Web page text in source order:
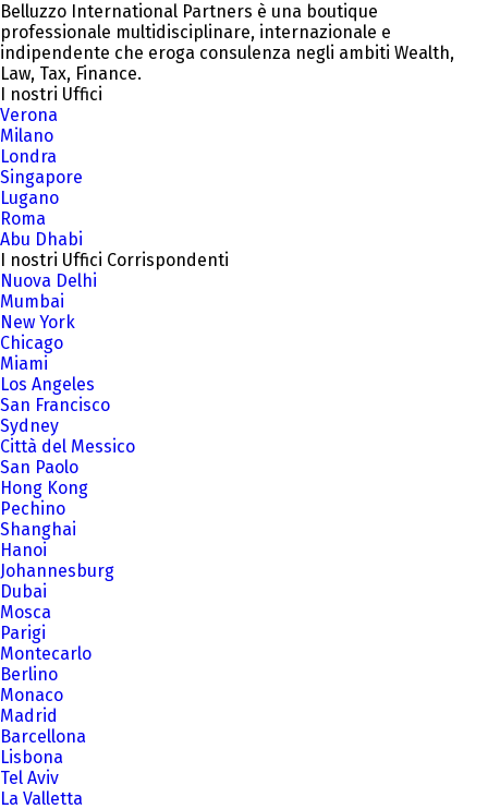
Belluzzo International Partners è una boutique
professionale multidisciplinare, internazionale e
indipendente che eroga consulenza negli ambiti Wealth,
Law, Tax, Finance.
I nostri Uffici
Verona
Milano
Londra
Singapore
Lugano
Roma
Abu Dhabi
I nostri Uffici Corrispondenti
Nuova Delhi
Mumbai
New York
Chicago
Miami
Los Angeles
San Francisco
Sydney
Città del Messico
San Paolo
Hong Kong
Pechino
Shanghai
Hanoi
Johannesburg
Dubai
Mosca
Parigi
Montecarlo
Berlino
Monaco
Madrid
Barcellona
Lisbona
Tel Aviv
La Valletta